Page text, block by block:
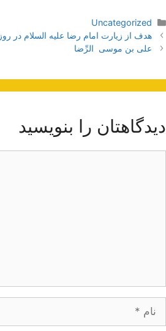
دسته‌ها
Uncategorized
ناوبری
نوشته‌ها
هدف از زیارت امام رضا علیه السلام در روز 23 ذی القعده – مشهد
علی بن موسی الرِّضا
دیدگاهتان را بنویسید